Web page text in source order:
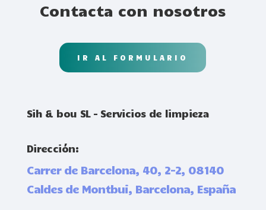
Contacta con nosotros
IR AL FORMULARIO
Sih & bou SL – Servicios de limpieza
Dirección:
Carrer de Barcelona, 40, 2-2, 08140
Caldes de Montbui, Barcelona, España